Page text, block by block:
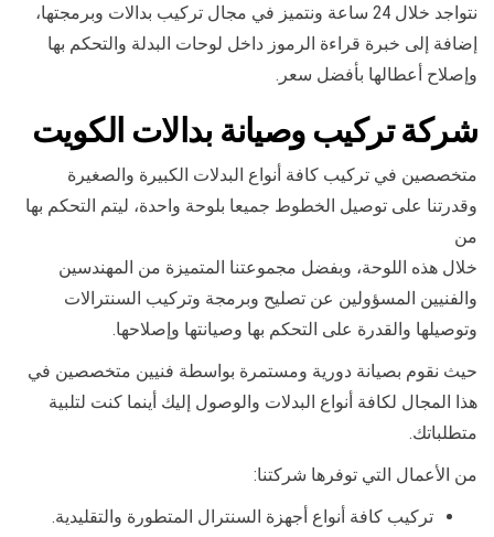
نتواجد خلال 24 ساعة ونتميز في مجال تركيب بدالات وبرمجتها،
إضافة إلى خبرة قراءة الرموز داخل لوحات البدلة والتحكم بها
وإصلاح أعطالها بأفضل سعر.
شركة تركيب وصيانة بدالات الكويت
متخصصين في تركيب كافة أنواع البدلات الكبيرة والصغيرة
وقدرتنا على توصيل الخطوط جميعا بلوحة واحدة، ليتم التحكم بها
من
خلال هذه اللوحة، وبفضل مجموعتنا المتميزة من المهندسين
والفنيين المسؤولين عن تصليح وبرمجة وتركيب السنترالات
وتوصيلها والقدرة على التحكم بها وصيانتها وإصلاحها.
حيث نقوم بصيانة دورية ومستمرة بواسطة فنيين متخصصين في
هذا المجال لكافة أنواع البدلات والوصول إليك أينما كنت لتلبية
متطلباتك.
من الأعمال التي توفرها شركتنا:
تركيب كافة أنواع أجهزة السنترال المتطورة والتقليدية.